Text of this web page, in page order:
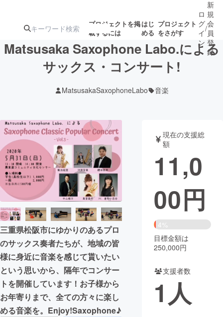
プロジェクトを掲
載するには
はじ
める
プロジェクト
をさがす
ターン
ジェクト
募集終了が近いプ
ロジェクト
アート・写真 音楽
テクノロジー・ガジェット ゲーム・
映像・映画 書籍・雑誌
ビジネス・起業 チャレンジ
まちづくり・地域活性化
CAMPFIRE for Social Good
CAMPFIRE Creation
CAMPFIREふるさと納税machi-ya コミュニティ
ロ
グ
イ
ン
/
新
規
会
員
登
録
Matsusaka Saxophone Labo.による
サックス・コンサート!
MatsusakaSaxophoneLabo 音楽
三重県松阪市にゆかりのあるプロ
のサックス奏者たちが、地域の皆
様に身近に音楽を感じて貰いたい
という思いから、隔年でコンサー
トを開催しています！お子様から
お年寄りまで、全ての方々に楽し
める音楽を。Enjoy!Saxophone♪
現在の支援総
額
11,0
00円
4%
目標金額は
250,000円
支援者数
1人